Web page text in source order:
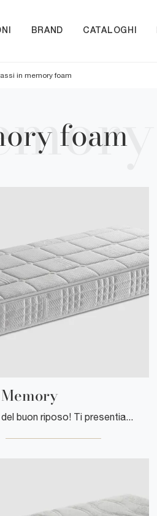
BRAND CATALOGHI
in memory foam
foam
Esperti del buon riposo! Ti presentiamo i materassi singoli in memory foam di Manifattura Falomo: clicca e scopri di più sul modello Golf Memory.